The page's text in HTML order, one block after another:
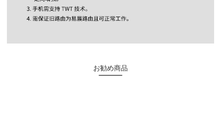
お勧め商品